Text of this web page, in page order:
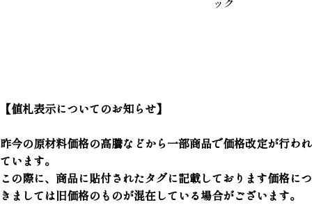
【値札表示についてのお知らせ】
昨今の原材料価格の高騰などから一部商品で価格改定が行われ
ています。
この際に、商品に貼付されたタグに記載しております価格につ
きましては旧価格のものが混在している場合がございます。